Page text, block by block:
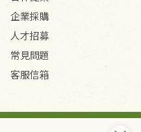
企業採購
人才招募
常見問題
客服信箱